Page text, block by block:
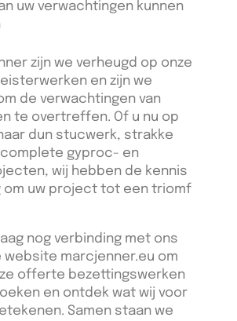
uw verwachtingen kunnen
zijn we verheugd op onze
en zijn we
de verwachtingen van
te overtreffen. Of u nu op
dun stucwerk, strakke
gyproc- en
wij hebben de kennis
om uw project tot een triomf
nog verbinding met ons
website marcjenner.eu om
offerte bezettingswerken
en ontdek wat wij voor
Samen staan we